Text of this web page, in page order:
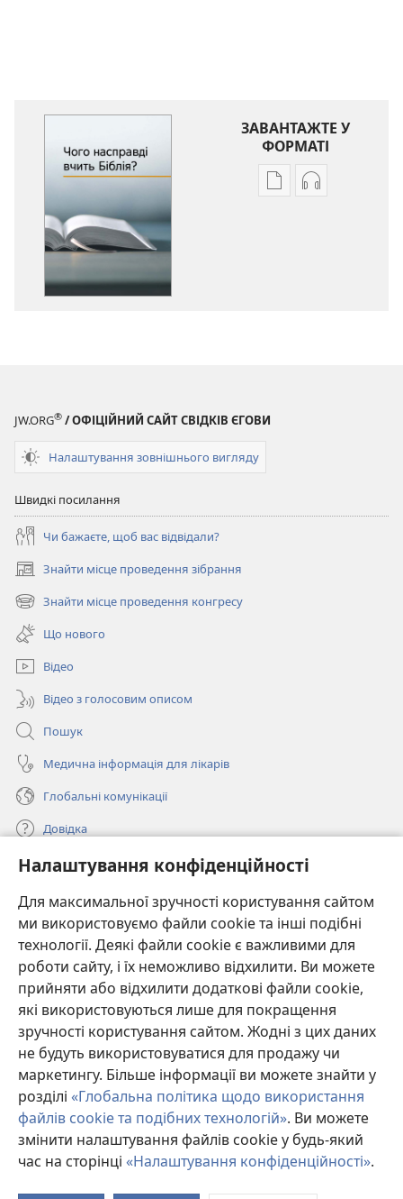
Налаштування конфіденційності
Для максимальної зручності користування сайтом
ми використовуємо файли cookie та інші подібні
технології. Деякі файли cookie є важливими для
роботи сайту, і їх неможливо відхилити. Ви можете
прийняти або відхилити додаткові файли cookie,
які використовуються лише для покращення
зручності користування сайтом. Жодні з цих даних
не будуть використовуватися для продажу чи
маркетингу. Більше інформації ви можете знайти у
розділі «Глобальна політика щодо використання
файлів cookie та подібних технологій». Ви можете
змінити налаштування файлів cookie у будь-який
час на сторінці «Налаштування конфіденційності».
ЗАВАНТАЖТЕ У
ФОРМАТІ
ПараметриПараметри
JW.ORG® / ОФІЦІЙНИЙ САЙТ СВІДКІВ ЄГОВИ
Налаштування зовнішнього вигляду
Швидкі посилання
Чи бажаєте, щоб вас відвідали?
Знайти місце проведення зібрання
(відкривається
у
новому
вікні)
Знайти місце проведення конгресу
(відкривається
новому
вікні)
Що нового
Відео
Відео з голосовим описом
Пошук
Медична інформація для лікарів
Глобальні комунікації
Довідка
Пожертви
(відкривається
у
вікні)
ОНЛАЙН-БІБЛІОТЕКА Товариства «Вартова башта»™
(відкривається
у
новому
вікні)
JW Hub ®
(відкривається
у
новомуJW Library
Watchtower Library
Copyright© 2026 Watch Tower Bible and Tract Society of Pennsylvania.
УМОВИ ВИКОРИСТАННЯ|ПОЛІТИКА КОНФІДЕНЦІЙНОСТІ
НАЛАШТУВАННЯ КОНФІДЕНЦІЙНОСТІ